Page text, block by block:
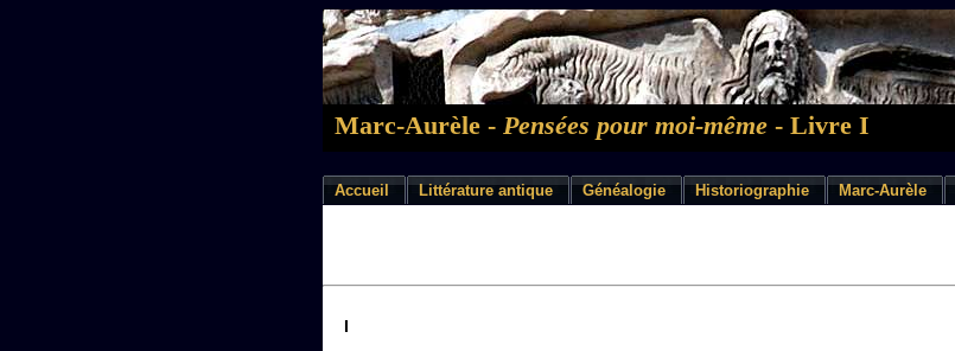
Marc-Aurèle - Pensées pour moi-même - Livre I
Accueil Littérature antique Généalogie Historiographie Marc-Aurèle
I